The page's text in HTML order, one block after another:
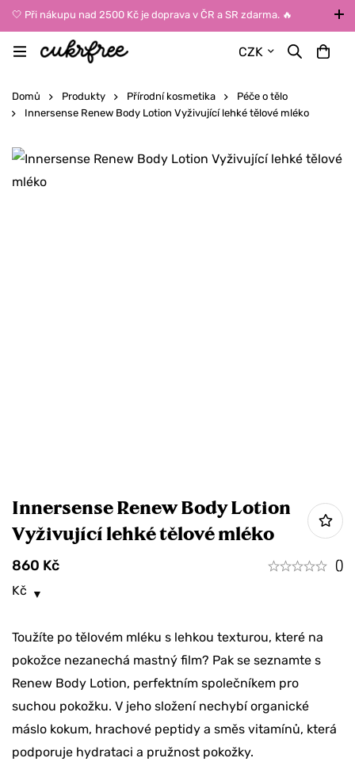
🤍 Při nákupu nad 2500 Kč je doprava v ČR a SR zdarma. 🔥
UPOZORNĚNÍ: Během léta vybírejte dopravu kurýrem nebo do Z-
BOXů umístěných uvnitř budov. Reklamace zboží způsobené
CZK
Domů Produkty Přírodní kosmetika
Péče o tělo
Innersense Renew Body Lotion Vyživující lehké tělové mléko
Innersense Renew Body Lotion
Vyživující lehké tělové mléko
860 Kč
()
Kč
Toužíte po tělovém mléku s lehkou texturou, které na
pokožce nezanechá mastný film? Pak se seznamte s
Renew Body Lotion, perfektním společníkem pro
suchou pokožku. V jeho složení nechybí organické
máslo kokum, hrachové peptidy a směs vitamínů, která
podporuje hydrataci a pružnost pokožky.